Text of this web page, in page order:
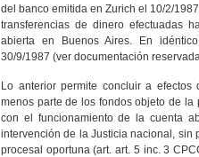
del banco emitida en Zurich el 10/2/
transferencias de dinero efectuadas
abierta en Buenos Aires. En
30/9/1987 (ver documentación
Lo anterior permite concluir a
menos parte de los fondos objeto de la
con el funcionamiento de la cuenta
intervención de la Justicia nacional, sin
procesal oportuna (art. art. 5 inc. 3